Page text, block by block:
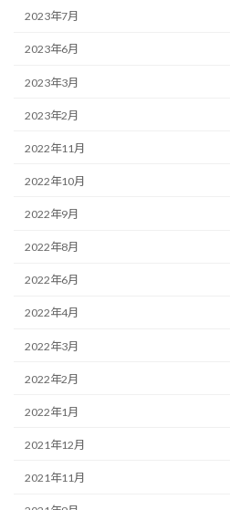
2023年7月
2023年6月
2023年3月
2023年2月
2022年11月
2022年10月
2022年9月
2022年8月
2022年6月
2022年4月
2022年3月
2022年2月
2022年1月
2021年12月
2021年11月